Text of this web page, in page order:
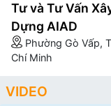
Tư và Tư Vấn
Dựng AIAD
Phường Gò Vấp,
Chí Minh
VIDEO